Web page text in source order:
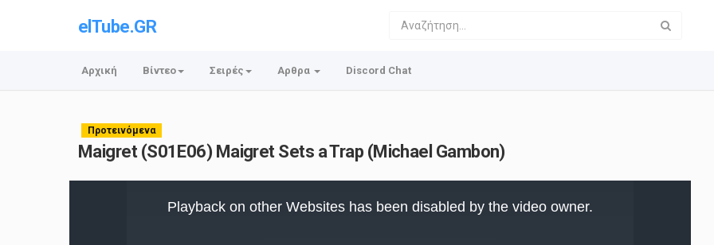
elTube.GR
Αρχική Βίντεο Σειρές Αρθρα Discord Chat
Προτεινόμενα
Maigret (S01E06) Maigret Sets a Trap (Michael Gambon)
Playback on other Websites has been disabled by the video owner.